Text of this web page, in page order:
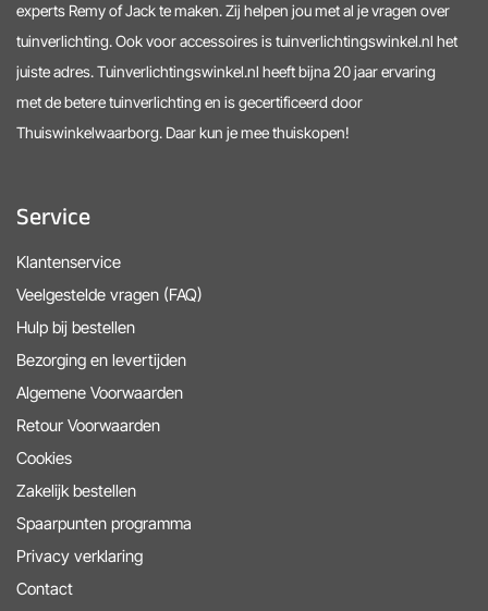
experts Remy of Jack te maken. Zij helpen jou met al je vragen over
tuinverlichting. Ook voor accessoires is tuinverlichtingswinkel.nl het
juiste adres. Tuinverlichtingswinkel.nl heeft bijna 20 jaar ervaring
met de betere tuinverlichting en is gecertificeerd door
Thuiswinkelwaarborg. Daar kun je mee thuiskopen!
Service
Klantenservice
Veelgestelde vragen (FAQ)
Hulp bij bestellen
Bezorging en levertijden
Algemene Voorwaarden
Retour Voorwaarden
Cookies
Zakelijk bestellen
Spaarpunten programma
Privacy verklaring
Contact